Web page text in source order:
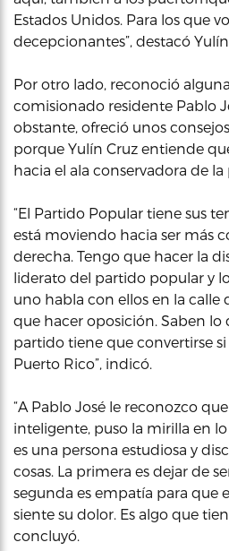
Estados Unidos. Para los que
decepcionantes”, destacó
Por otro lado, reconoció
comisionado residente Pablo
obstante, ofreció unos
porque Yulín Cruz entiende
hacia el ala conservadora de la
“El Partido Popular tiene sus
está moviendo hacia ser más
derecha. Tengo que hacer la
liderato del partido popular y
uno habla con ellos en la calle
que hacer oposición. Saben lo
partido tiene que convertirse
Puerto Rico”, indicó.
“A Pablo José le reconozco
inteligente, puso la mirilla en
es una persona estudiosa y
cosas. La primera es dejar de
segunda es empatía para que
siente su dolor. Es algo que
concluyó.